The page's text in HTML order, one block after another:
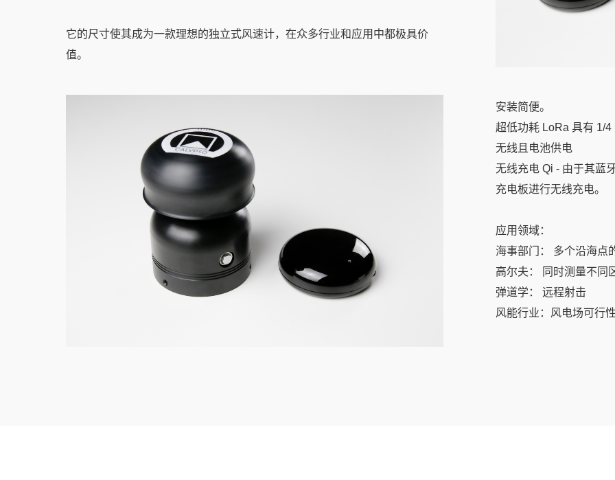
它的尺寸使其成为一款理想的独立式风速计，在众多行业和应用中都极具价
值。
安装简便。
超低功耗 LoRa 具有 1/
无线且电池供电
无线充电 Qi - 由于其蓝
充电板进行无线充电。
应用领域：
海事部门： 多个沿海点
高尔夫： 同时测量不同
弹道学： 远程射击
风能行业：风电场可行